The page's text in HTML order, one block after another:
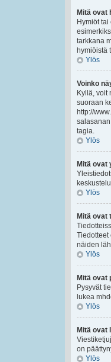
Mitä ovat
Hymiöt
tarkkana
hymiöistä
Ylös
Voinko
Kyllä, voit
suoraan
http://
tagia.
Ylös
Mitä ovat
Ylös
Mitä ovat
Tiedotteet
näiden
Ylös
Mitä ovat
Pysyvät
lukea
Ylös
Mitä ovat
on
Ylös